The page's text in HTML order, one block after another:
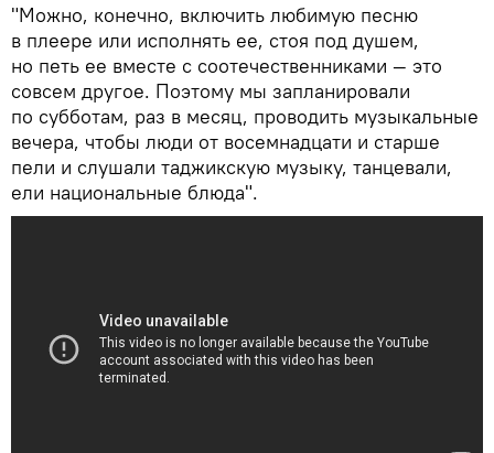
"Можно, конечно, включить любимую песню
в плеере или исполнять ее, стоя под душем,
но петь ее вместе с соотечественниками — это
совсем другое. Поэтому мы запланировали
по субботам, раз в месяц, проводить музыкальные
вечера, чтобы люди от восемнадцати и старше
пели и слушали таджикскую музыку, танцевали,
ели национальные блюда".